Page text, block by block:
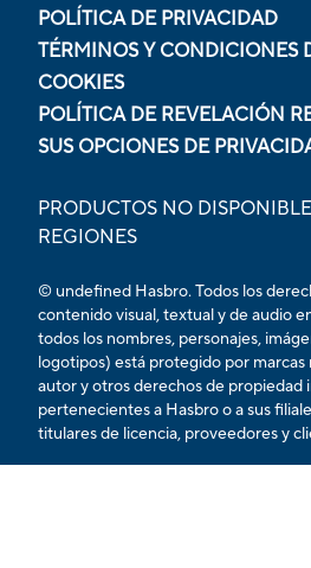
POLÍTICA DE PRIVACIDAD
TÉRMINOS Y CONDICIONES
COOKIES
POLÍTICA DE REVELACIÓN
SUS OPCIONES DE
PRODUCTOS NO
REGIONES
© undefined Hasbro. Todos los
contenido visual, textual y de audio
todos los nombres, personajes,
logotipos) está protegido por
autor y otros derechos de propiedad
pertenecientes a Hasbro o a sus
titulares de licencia, proveedores y